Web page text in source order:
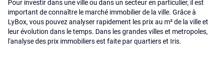
Pour investir dans une ville ou dans un secteur en particulier, il est
important de connaître le marché immobilier de la ville. Grâce à
LyBox, vous pouvez analyser rapidement les prix au m² de la ville et
leur évolution dans le temps. Dans les grandes villes et metropoles,
l'analyse des prix immobiliers est faite par quartiers et Iris.